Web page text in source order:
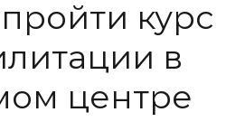
курс
в
центре